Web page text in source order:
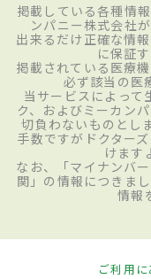
掲載している各種情
ンパニー株式会社
出来るだけ正確な情
に保証
掲載されている医療
必ず該当の医
当サービスによって
ク、およびミーカン
切負わないものとし
手数ですがドクター
けます
なお、「マイナンバ
関」の情報につきま
情報
ご利用